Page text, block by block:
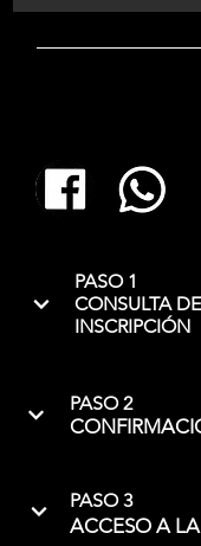
PASO 1
CONSULTA
INSCRIPCIÓN
PASO 2
PASO 3
ACCESO A